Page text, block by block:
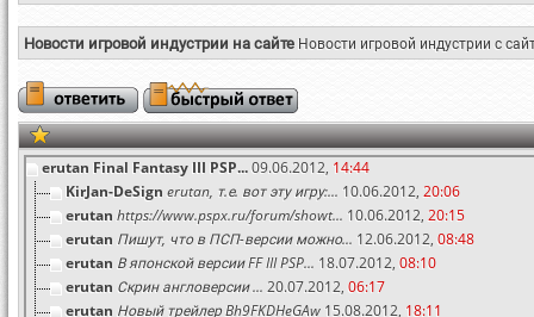
Новости игровой индустрии на сайтеНовости игровой индустрии с
erutan Final Fantasy III PSP...09.06.2012, 14:44
KirJan-DeSign erutan, т.е. вот эту игру:... 10.06.2012, 20:06
erutan https://www.pspx.ru/forum/showt... 10.06.2012, 20:15
erutan Пишут, что в ПСП-версии можно... 12.06.2012, 08:48
erutan В японской версии FF III PSP... 18.07.2012, 08:10
erutan Скрин англоверсии ... 20.07.2012, 06:17
erutan Новый трейлер Bh9FKDHeGAw 15.08.2012, 18:11